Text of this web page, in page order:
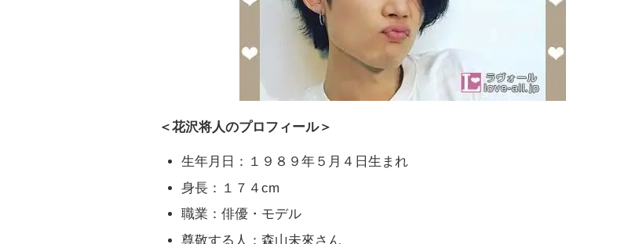
＜花沢将人のプロフィール＞
生年月日：１９８９年５月４日生まれ
身長：１７４cm
職業：俳優・モデル
尊敬する人：森山未來さん